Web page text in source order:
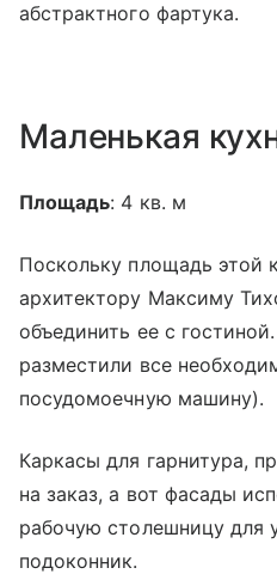
абстрактного фартука.
Маленькая
Площадь: 4 кв. м
Поскольку площадь этой
архитектору Максиму
объединить ее с
разместили все
посудомоечную машину).
Каркасы для гарнитура,
на заказ, а вот фасады
рабочую столешницу для
подоконник.